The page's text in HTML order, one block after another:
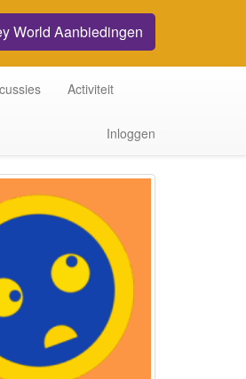
World Aanbiedingen
Activiteit
Inloggen